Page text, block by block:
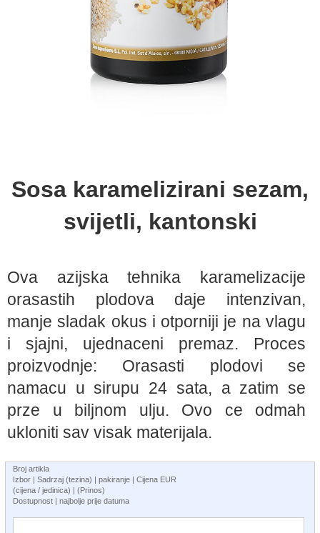
Sosa karamelizirani sezam,
svijetli, kantonski
Ova azijska tehnika karamelizacije
orasastih plodova daje intenzivan,
manje sladak okus i otporniji je na vlagu
i sjajni, ujednaceni premaz. Proces
proizvodnje: Orasasti plodovi se
namacu u sirupu 24 sata, a zatim se
prze u biljnom ulju. Ovo ce odmah
ukloniti sav visak materijala.
Broj artikla
Izbor | Sadrzaj (tezina) | pakiranje | Cijena EUR
(cijena / jedinica) | (Prinos)
Dostupnost | najbolje prije datuma